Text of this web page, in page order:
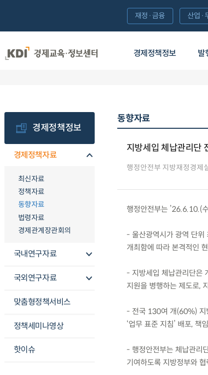
경제정책정보 발
재정·금융 산업·
경제정책정보
경제정책자료
최신자료
정책자료
동향자료
법령자료
경제관계장관회의
국내연구자료
국외연구자료
맞춤형정책서비스
정책세미나영상
핫이슈
동향자료
지방세입 체납관리단
행정안전부 지방재정경제
행정안전부는 ’26.6.10.(
- 울산광역시가 광역 단위
개최함에 따라 본격적인
- 지방세입 체납관리단은
지원을 병행하는 제도로,
- 전국 130여 개(60%) 지
‘업무 표준 지침’ 배포,
- 행정안전부는 체납관리
기여하도록 지방정부와 협